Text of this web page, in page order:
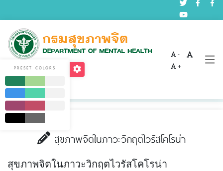
-
+
บทความด้านสุขภาพจิต
Home บริการ
สุขภาพจิตในภาวะวิกฤตไวรัสโคโรน่า
สุขภาพจิตในภาวะวิกฤตไวรัสโคโรน่า
PRESET COLORS